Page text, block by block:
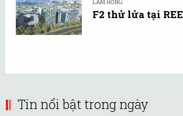
LAM HỒNG
F2 thử lửa tại REE
Tin nổi bật trong ngày